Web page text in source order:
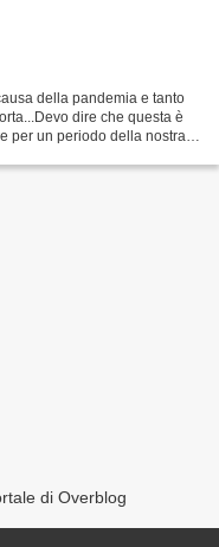
della pandemia e tanto
dire che questa è
per un periodo della nostra
di Overblog